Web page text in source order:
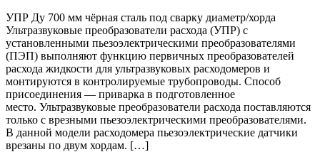
УПР Ду 700 мм чёрная сталь под сварку диаметр/хорда
Ультразвуковые преобразователи расхода (УПР) с
установленными пьезоэлектрическими преобразователями
(ПЭП) выполняют функцию первичных преобразователей
расхода жидкости для ультразвуковых расходомеров и
монтируются в контролируемые трубопроводы. Способ
присоединения — приварка в подготовленное
место. Ультразвуковые преобразователи расхода поставляются
только с врезными пьезоэлектрическими преобразователями.
В данной модели расходомера пьезоэлектрические датчики
врезаны по двум хордам. […]